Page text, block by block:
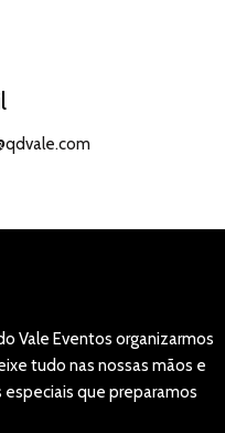
Vale Eventos organizarmos
tudo nas nossas mãos e
que preparamos